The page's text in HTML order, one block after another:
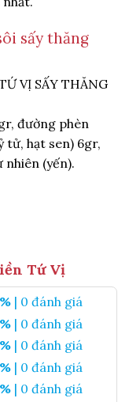
sấy thăng
VỊ SẤY THĂNG
đường phèn
tử, hạt sen) 6gr,
nhiên (yến).
miệng chén,
3 phút
sử dụng sản
phẩm nơi khô ráo,
Tứ Vị
| 0 đánh giá
| 0 đánh giá
| 0 đánh giá
| 0 đánh giá
| 0 đánh giá